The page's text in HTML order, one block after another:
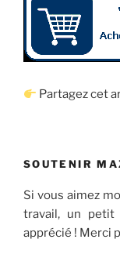
Partagez cet
SOUTENIR
Si vous aimez
travail, un petit
apprécié ! Merci